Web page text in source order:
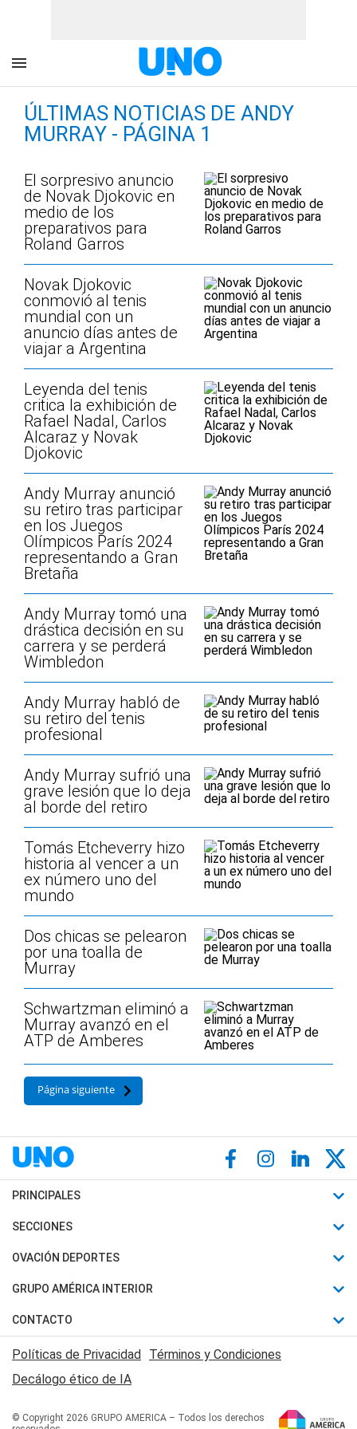
ÚLTIMAS NOTICIAS DE ANDY
MURRAY - PÁGINA 1
El sorpresivo anuncio
de Novak Djokovic en
medio de los
preparativos para
Roland Garros
Novak Djokovic
conmovió al tenis
mundial con un
anuncio días antes de
viajar a Argentina
Leyenda del tenis
critica la exhibición de
Rafael Nadal, Carlos
Alcaraz y Novak
Djokovic
Andy Murray anunció
su retiro tras participar
en los Juegos
Olímpicos París 2024
representando a Gran
Bretaña
Andy Murray tomó una
drástica decisión en su
carrera y se perderá
Wimbledon
Andy Murray habló de
su retiro del tenis
profesional
Andy Murray sufrió una
grave lesión que lo deja
al borde del retiro
Tomás Etcheverry hizo
historia al vencer a un
ex número uno del
mundo
Dos chicas se pelearon
por una toalla de
Murray
Schwartzman eliminó a
Murray avanzó en el
ATP de Amberes
Página siguiente
PRINCIPALES
Últimas Noticias
Política
Judiciales
Economia
SECCIONES
Horóscopo
Motores
Trucos caseros
Series y Películas
Edictos y Solicitadas
OVACIÓN DEPORTES
Fútbol
Mundial
Automovilismo
Rugby
Básquet
GRUPO AMÉRICA INTERIOR
Canal 7 en Vivo
San Juan 8
CONTACTO
Acerca de Nosotros
Contactanos
Políticas de Privacidad Términos y Condiciones
Decálogo ético de IA
© Copyright 2026 GRUPO AMERICA – Todos los derechos